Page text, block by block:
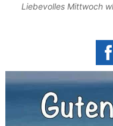
Liebevolles Mittwoch